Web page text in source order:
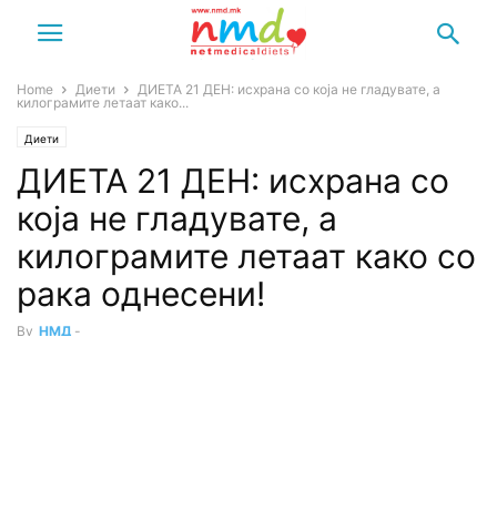
Home Диети
ДИЕТА 21 ДЕН: исхрана со која не гладувате, а
килограмите летаат како...
Диети
ДИЕТА 21 ДЕН: исхрана со
која не гладувате, а
килограмите летаат како со
рака однесени!
By НМД -